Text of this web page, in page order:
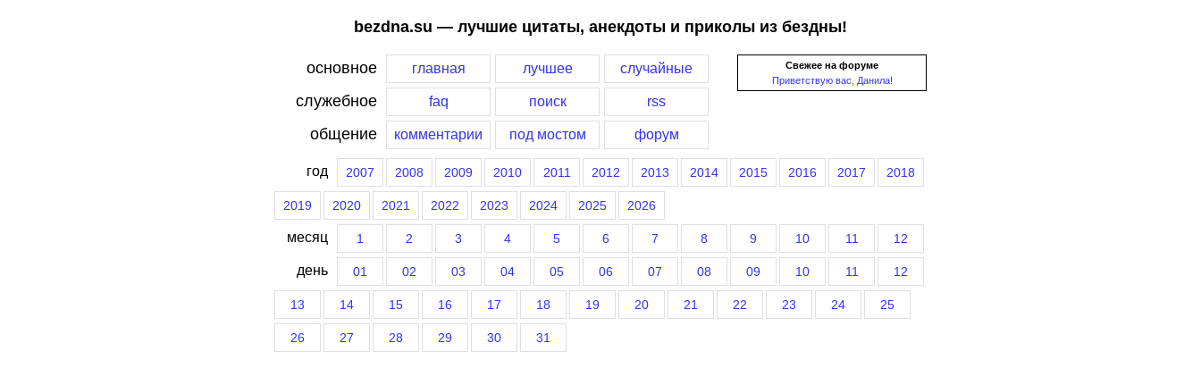
bezdna.su — лучшие цитаты, анекдоты и приколы из бездны!
Свежее на форуме
Приветствую вас, Данила!
основное главная лучшее случайные
служебное faq поиск rss
общение комментарии под мостом форум
год 2007 2008 2009 2010 2011 2012 2013 2014 2015 2016 2017 2018
2019 2020 2021 2022 2023 2024 2025 2026
месяц 1 2 3 4 5 6 7 8 9 10 11 12
день 01 02 03 04 05 06 07 08 09 10 11 12
13 14 15 16 17 18 19 20 21 22 23 24 25
26 27 28 29 30 31